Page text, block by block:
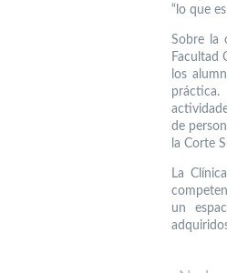
“lo que
Sobre la
Facultad
los
de
la Corte
La
un